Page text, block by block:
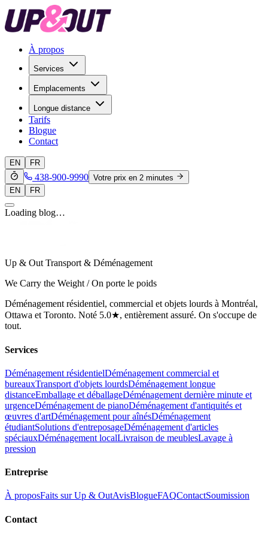
À propos
Services
Emplacements
Longue distance
Tarifs
Blogue
Contact
EN FR
438-900-9990 Votre prix en 2 minutes
EN
FR
Loading blog…
Up & Out Transport & Déménagement
We Carry the Weight / On porte le poids
Déménagement résidentiel, commercial et objets lourds à Montréal,
Ottawa et Toronto. Noté 5.0★, entièrement assuré. On s'occupe de
tout.
Services
Déménagement résidentielDéménagement commercial et
bureauxTransport d'objets lourdsDéménagement longue
distanceEmballage et déballageDéménagement dernière minute et
urgenceDéménagement de pianoDéménagement d'antiquités et
œuvres d'artDéménagement pour aînésDéménagement
étudiantSolutions d'entreposageDéménagement d'articles
spéciauxDéménagement localLivraison de meublesLavage à
pression
Entreprise
À proposFaits sur Up & OutAvisBlogueFAQContactSoumission
Contact